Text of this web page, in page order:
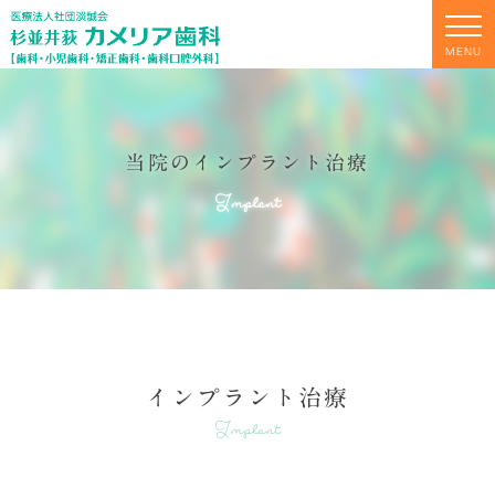
MENU
当院のインプラント治療
Implant
インプラント治療
Implant